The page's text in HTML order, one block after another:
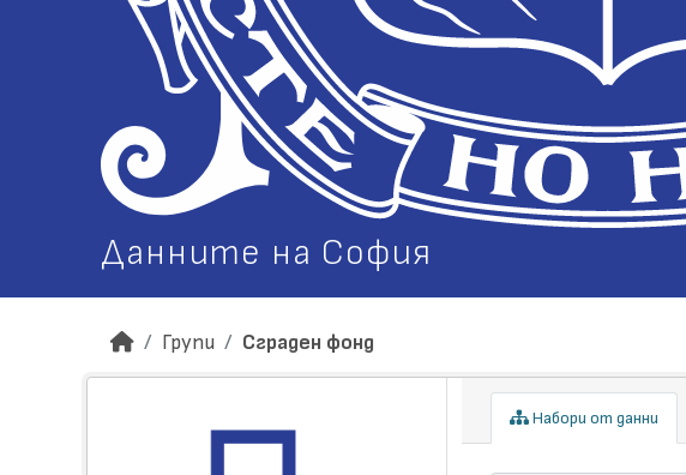
Данните на София
Групи Сграден фонд
Набори от данни